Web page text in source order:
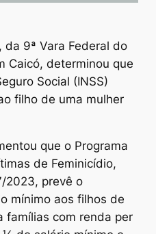
da 9ª Vara Federal do
Caicó, determinou que
Social (INSS)
filho de uma mulher
que o Programa
de Feminicídio,
2023, prevê o
mínimo aos filhos de
famílias com renda per